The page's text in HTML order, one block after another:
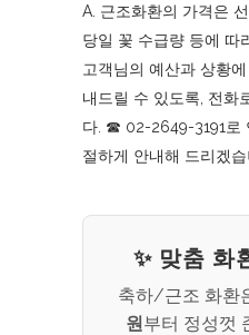
A. 근조화환의 가격은
당일 꽃 수급량 등에 따
고객님의 예산과 상황
내드릴 수 있도록, 전화
다. ☎︎ 02-2649-3191로
절하게 안내해 드리겠습
✨ 맞춤 화
축하/근조 화환
원부터 정성껏